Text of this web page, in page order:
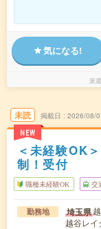
気になる!
派
未読
NEW
掲載日 2026/08/
＜未経験OK
制！受付
職種未経験OK 交
勤務地 埼玉県
越谷レ